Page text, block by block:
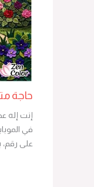
حاجة
إنت إله عظيم
في الموبايل
على رقم، يطلع لك